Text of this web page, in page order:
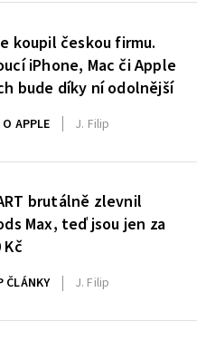
koupil českou firmu.
iPhone, Mac či Apple
bude díky ní odolnější
O APPLE J. Filip
brutálně zlevnil
Max, teď jsou jen za
Kč
ČLÁNKY J. Filip